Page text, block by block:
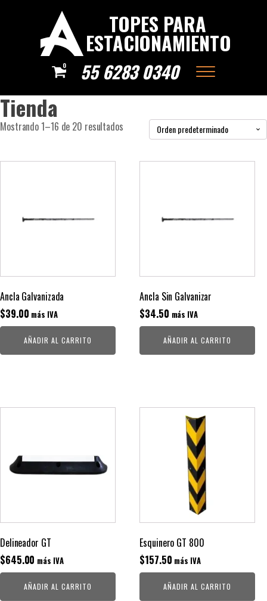
TOPES PARA
ESTACIONAMIENTO
0 55 6283 0340
Tienda
Mostrando 1–16 de 20 resultados
Ancla Galvanizada
$39.00 más IVA
AÑADIR AL CARRITO
Ancla Sin Galvanizar
$34.50 más IVA
AÑADIR AL CARRITO
Delineador GT
$645.00 más IVA
AÑADIR AL CARRITO
Esquinero GT 800
$157.50 más IVA
AÑADIR AL CARRITO